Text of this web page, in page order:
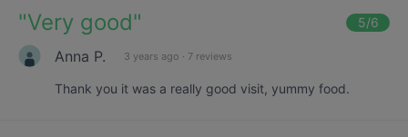
"Very good" 5/6
Anna P. 3 years ago · 7 reviews
Thank you it was a really good visit, yummy food.